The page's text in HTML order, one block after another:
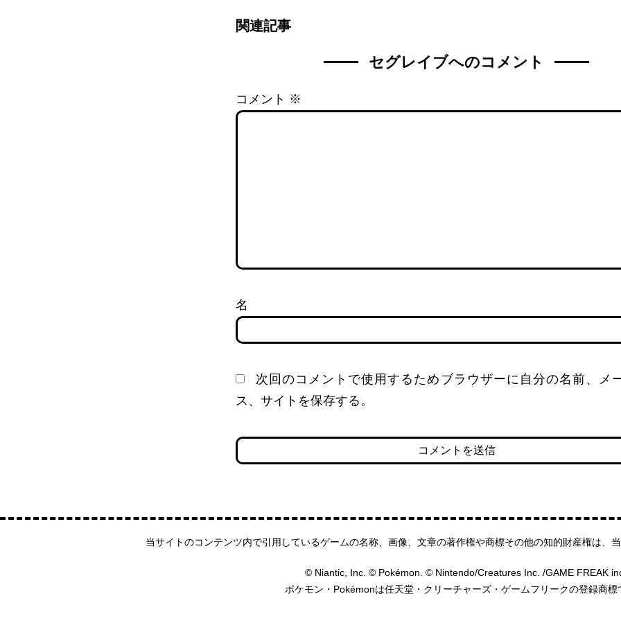
関連記事
セグレイブへのコメント
コメント ※
名
次回のコメントで使用するためブラウザーに自分の名前、メ
ス、サイトを保存する。
当サイトのコンテンツ内で引用しているゲームの名称、画像、文章の著作権や商標その他の知的財産権は、
© Niantic, Inc. © Pokémon. © Nintendo/Creatures Inc. /GAME FREAK
ポケモン・Pokémonは任天堂・クリーチャーズ・ゲームフリークの登録商標